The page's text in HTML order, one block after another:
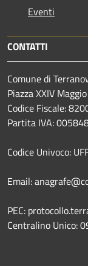
Eventi
CONTATTI
Comune di
Piazza XXIV
Codice Fiscale:
Partita IVA:
Codice Univoco:
Email:
PEC:
Centralino Unico: